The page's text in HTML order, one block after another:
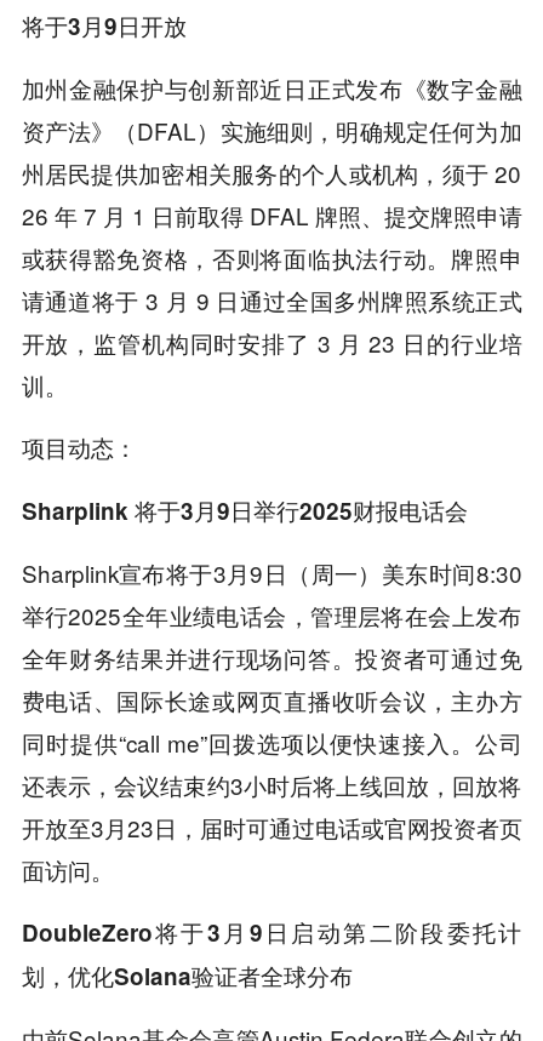
将于3月9日开放
加州金融保护与创新部近日正式发布《数字金融
资产法》（DFAL）实施细则，明确规定任何为加
州居民提供加密相关服务的个人或机构，须于 20
26 年 7 月 1 日前取得 DFAL 牌照、提交牌照申请
或获得豁免资格，否则将面临执法行动。牌照申
请通道将于 3 月 9 日通过全国多州牌照系统正式
开放，监管机构同时安排了 3 月 23 日的行业培
训。
项目动态：
Sharplink 将于3月9日举行2025财报电话会
Sharplink宣布将于3月9日（周一）美东时间8:30
举行2025全年业绩电话会，管理层将在会上发布
全年财务结果并进行现场问答。投资者可通过免
费电话、国际长途或网页直播收听会议，主办方
同时提供“call me”回拨选项以便快速接入。公司
还表示，会议结束约3小时后将上线回放，回放将
开放至3月23日，届时可通过电话或官网投资者页
面访问。
DoubleZero将于3月9日启动第二阶段委托计
划，优化Solana验证者全球分布